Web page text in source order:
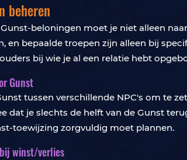
beheren
beloningen moet je niet alleen
en bepaalde troepen zijn alleen bij
bij wie je al een relatie hebt
Gunst
tussen verschillende NPC's om te
dat je slechts de helft van de Gunst
toewijzing zorgvuldig moet plannen.
winst/verlies